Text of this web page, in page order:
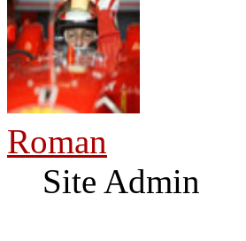
Roman
Site Admin